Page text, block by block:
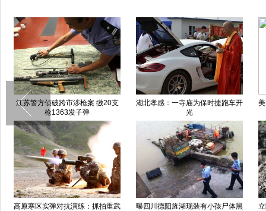
的绝美南极大陆
之路2014”极限长
65只“史努比”亮相上海街头
吉林：居民留住山
杭州一汽车店里卖直升机 售价270
【地震特刊】守在